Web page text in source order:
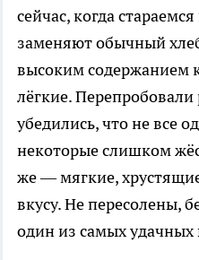
сейчас, когда
заменяют обычный
высоким содержанием
лёгкие.
убедились, что не все
некоторые слишком
же — мягкие,
вкусу. Не пересолены,
один из самых удачных